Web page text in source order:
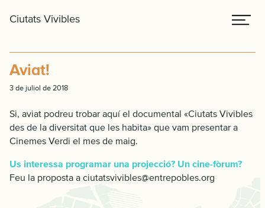
to
navigation
to
content
Ciutats Vivibles
Aviat!
3 de juliol de 2018
Si, aviat podreu trobar aquí el documental «Ciutats Vivibles
des de la diversitat que les habita» que vam presentar a
Cinemes Verdi el mes de maig.
Us interessa programar una projecció? Un cine-fòrum?
Feu la proposta a ciutatsvivibles@entrepobles.org